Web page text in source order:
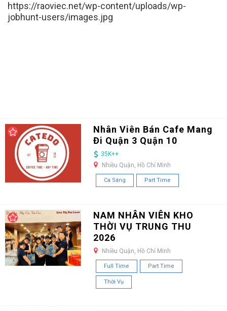
https://raoviec.net/wp-content/uploads/wp-
jobhunt-users/images.jpg
Nhân Viên Bán Cafe Mang
Đi Quận 3 Quận 10
35K++
Nhiều Quận, Hồ Chí Minh
Ca Sáng Part Time
NAM NHÂN VIÊN KHO
THỜI VỤ TRUNG THU
2026
Nhiều Quận, Hồ Chí Minh
Full Time Part Time
Thời Vụ